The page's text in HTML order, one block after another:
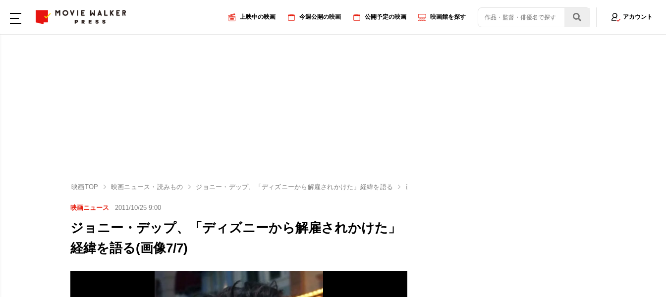
上映中の映画 今週公開の映画 公開予定の映画 映画館を探す アカウント
映画TOP 映画ニュース・読みもの ジョニー・デップ、「ディズニーから解雇されかけた」経緯を語る 画像7/7
映画ニュース 2011/10/25 9:00
ジョニー・デップ、「ディズニーから解雇されかけた」
経緯を語る(画像7/7)